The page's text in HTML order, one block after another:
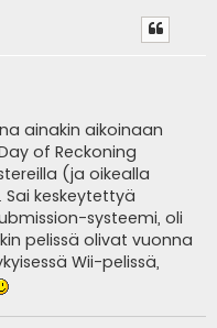
ainakin aikoinaan
of Reckoning
(ja oikealla
keskeytettyä
systeemi, oli
pelissä olivat vuonna
Wii-pelissä,